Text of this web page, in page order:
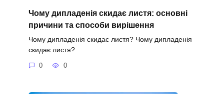
Чому дипладенія скидає листя: основні
причини та способи вирішення
Чому дипладенія скидає листя? Чому дипладенія
скидає листя?
0 0